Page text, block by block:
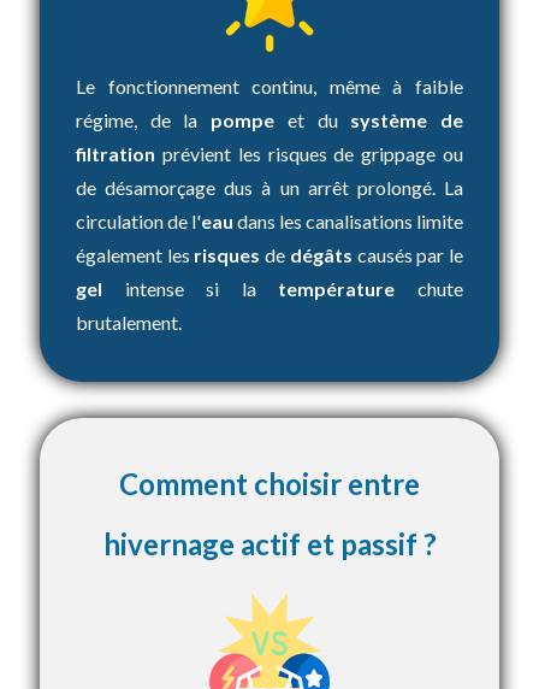
Le fonctionnement continu, même à faible
régime, de la pompe et du système de
filtration prévient les risques de grippage ou
de désamorçage dus à un arrêt prolongé. La
circulation de l'eau dans les canalisations limite
également les risques de dégâts causés par le
gel intense si la température chute
brutalement.
Comment choisir entre
hivernage actif et passif ?